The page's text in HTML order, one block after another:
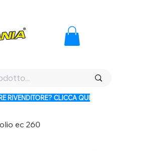
RIVENDITORE? CLICCA QUI
ec 260